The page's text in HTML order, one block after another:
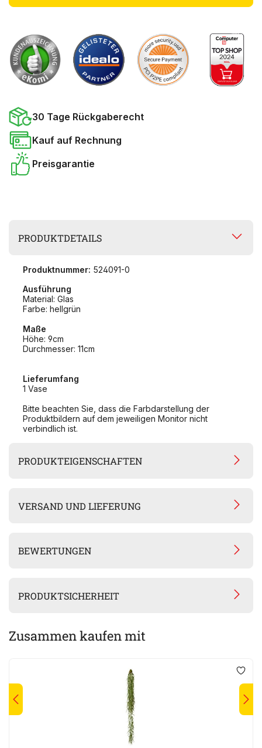
30 Tage Rückgaberecht
Kauf auf Rechnung
Preisgarantie
PRODUKTDETAILS
Produktnummer: 524091-0
Ausführung
Material: Glas
Farbe: hellgrün
Maße
Höhe: 9cm
Durchmesser: 11cm
Lieferumfang
1 Vase
Bitte beachten Sie, dass die Farbdarstellung der
Produktbildern auf dem jeweiligen Monitor nicht
verbindlich ist.
PRODUKTEIGENSCHAFTEN
VERSAND UND LIEFERUNG
BEWERTUNGEN
PRODUKTSICHERHEIT
Zusammen kaufen mit